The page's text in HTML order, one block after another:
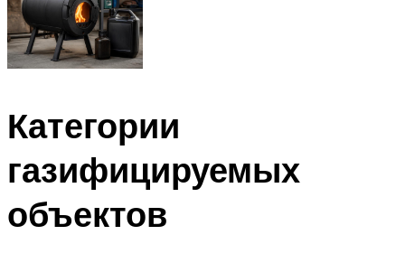
Категории
газифицируемых
объектов